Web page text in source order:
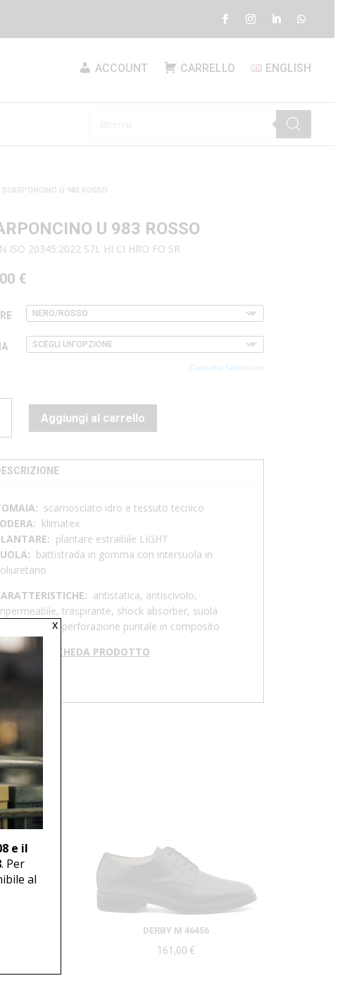
ACCOUNT CARRELLO ENGLISH
U 983 ROSSO
U 983 ROSSO
ISO 20345:2022 S7L HI CI HRO FO SR
€
Cancella Selezione
Aggiungi al carrello
scamosciato idro e tessuto tecnico
klimatex
plantare estraibile LIGHT
battistrada in gomma con intersuola in
antistatica, antiscivolo,
traspirante, shock absorber, suola
anticalore, antiperforazione puntale in composito
SCARICA SCHEDA PRODOTTO
DERBY M 46456
161,00 €
e il
. Per
al
x